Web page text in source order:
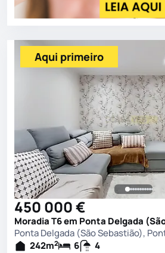
Aqui primeiro
450 000 €
Ponta Delgada (São Sebastião),
242m2 6 4